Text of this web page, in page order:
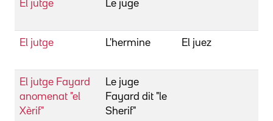
El jutge Le juge
El jutge L'hermine El juez
El jutge Fayard
anomenat "el
Xèrif"
Le juge
Fayard dit "le
Sherif"